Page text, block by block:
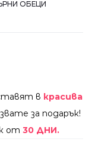
ОБЕЦИ
в красива
за подарък!
от 30 ДНИ.